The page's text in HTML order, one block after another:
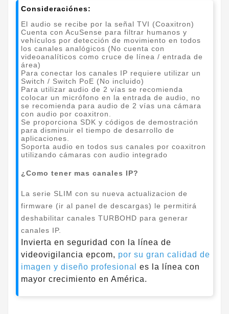
Consideraciónes:
El audio se recibe por la señal TVI (Coaxitron)
Cuenta con AcuSense para filtrar humanos y
vehículos por detección de movimiento en todos
los canales analógicos (No cuenta con
videoanalíticos como cruce de línea / entrada de
área)
Para conectar los canales IP requiere utilizar un
Switch / Switch PoE (No incluido)
Para utilizar audio de 2 vías se recomienda
colocar un micrófono en la entrada de audio, no
se recomienda para audio de 2 vías una cámara
con audio por coaxitron.
Se proporciona SDK y códigos de demostración
para disminuir el tiempo de desarrollo de
aplicaciones.
Soporta audio en todos sus canales por coaxitron
utilizando cámaras con audio integrado
¿Como tener mas canales IP?
La serie SLIM con su nueva actualizacion de
firmware (ir al panel de descargas) le permitirá
deshabilitar canales TURBOHD para generar
canales IP.
Invierta en seguridad con la línea de
videovigilancia epcom, por su gran calidad de
imagen y diseño profesional
es la línea con
mayor crecimiento en América.